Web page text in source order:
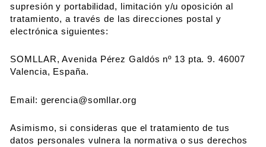
supresión y portabilidad, limitación y/u oposición al
tratamiento, a través de las direcciones postal y
electrónica siguientes:
SOMLLAR, Avenida Pérez Galdós nº 13 pta. 9. 46007
Valencia, España.
Email: gerencia@somllar.org
Asimismo, si consideras que el tratamiento de tus
datos personales vulnera la normativa o sus derechos